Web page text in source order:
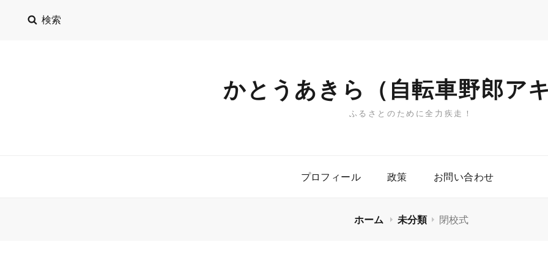
検索
かとうあきら（自転車野郎アキ
ふるさとのために全力疾走！
プロフィール 政策 お問い合わせ
ホーム 未分類 閉校式